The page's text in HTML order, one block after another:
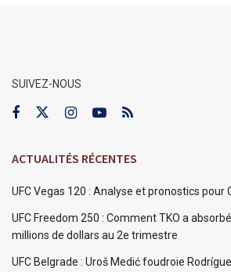
SUIVEZ-NOUS
ACTUALITÉS RÉCENTES
UFC Vegas 120 : Analyse et pronostics pour
UFC Freedom 250 : Comment TKO a
millions de dollars au 2e trimestre
UFC Belgrade : Uroš Medić foudroie